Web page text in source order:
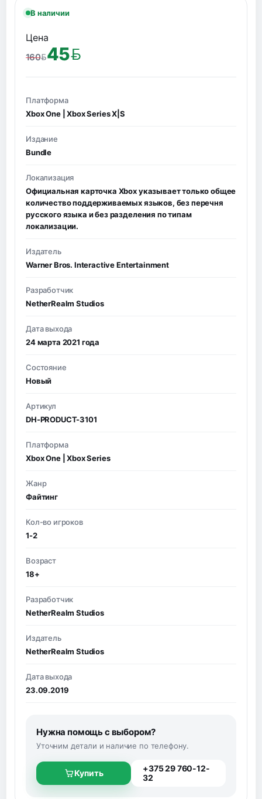
В наличии
Цена
160
BYN 45
BYN
Платформа
Xbox One | Xbox Series X|S
Издание
Bundle
Локализация
Официальная карточка Xbox указывает только общее
количество поддерживаемых языков, без перечня
русского языка и без разделения по типам
локализации.
Издатель
Warner Bros. Interactive Entertainment
Разработчик
NetherRealm Studios
Дата выхода
24 марта 2021 года
Состояние
Новый
Артикул
DH-PRODUCT-3101
Платформа
Xbox One | Xbox Series
Жанр
Файтинг
Кол-во игроков
1-2
Возраст
18+
Разработчик
NetherRealm Studios
Издатель
NetherRealm Studios
Дата выхода
23.09.2019
Нужна помощь с выбором?
Уточним детали и наличие по телефону.
Купить
+375 29 760-12-
32